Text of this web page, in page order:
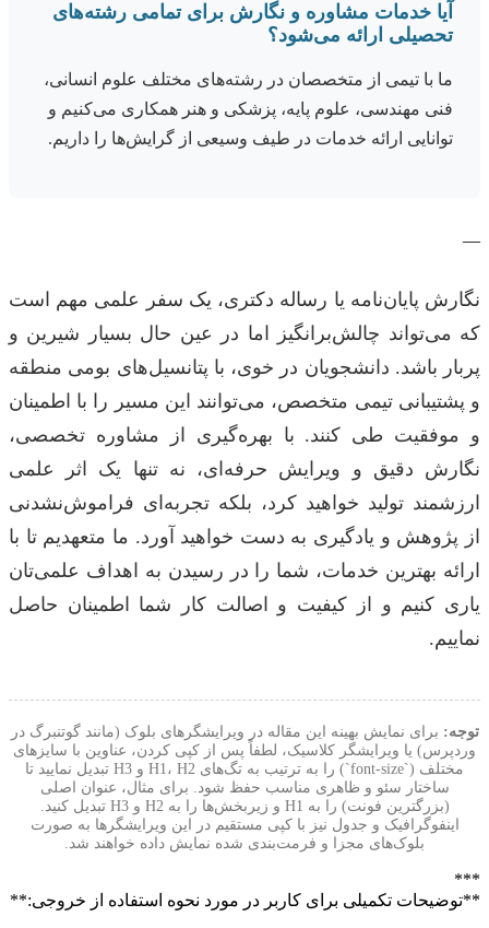
آیا خدمات مشاوره و نگارش برای تمامی رشته‌های
تحصیلی ارائه می‌شود؟
ما با تیمی از متخصصان در رشته‌های مختلف علوم انسانی،
فنی مهندسی، علوم پایه، پزشکی و هنر همکاری می‌کنیم و
توانایی ارائه خدمات در طیف وسیعی از گرایش‌ها را داریم.
—
نگارش پایان‌نامه یا رساله دکتری، یک سفر علمی مهم است
که می‌تواند چالش‌برانگیز اما در عین حال بسیار شیرین و
پربار باشد. دانشجویان در خوی، با پتانسیل‌های بومی منطقه
و پشتیبانی تیمی متخصص، می‌توانند این مسیر را با اطمینان
و موفقیت طی کنند. با بهره‌گیری از مشاوره تخصصی،
نگارش دقیق و ویرایش حرفه‌ای، نه تنها یک اثر علمی
ارزشمند تولید خواهید کرد، بلکه تجربه‌ای فراموش‌نشدنی
از پژوهش و یادگیری به دست خواهید آورد. ما متعهدیم تا با
ارائه بهترین خدمات، شما را در رسیدن به اهداف علمی‌تان
یاری کنیم و از کیفیت و اصالت کار شما اطمینان حاصل
نماییم.
توجه: برای نمایش بهینه این مقاله در ویرایشگرهای بلوک (مانند گوتنبرگ در
وردپرس) یا ویرایشگر کلاسیک، لطفاً پس از کپی کردن، عناوین با سایزهای
مختلف (`font-size`) را به ترتیب به تگ‌های H1، H2 و H3 تبدیل نمایید تا
ساختار سئو و ظاهری مناسب حفظ شود. برای مثال، عنوان اصلی
(بزرگترین فونت) را به H1 و زیربخش‌ها را به H2 و H3 تبدیل کنید.
اینفوگرافیک و جدول نیز با کپی مستقیم در این ویرایشگرها به صورت
بلوک‌های مجزا و فرمت‌بندی شده نمایش داده خواهند شد.
***
**توضیحات تکمیلی برای کاربر در مورد نحوه استفاده از خروجی:**